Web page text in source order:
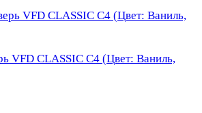
VFD CLASSIC С4 (Цвет: Ваниль,